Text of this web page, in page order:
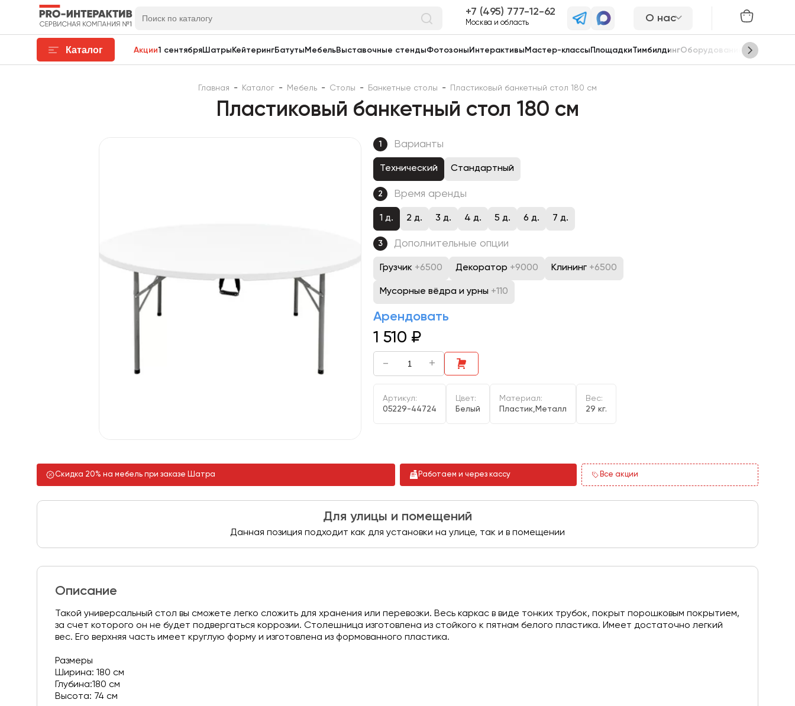
7 (495) 777-12-62
Москва и область О нас
Каталог Акции1 сентябряШатры КейтерингБатуты МебельВыставочные стендыФотозоны Интерактивы Мастер-классы ПлощадкиТимбилдингОборудование Сцены
Главная - Каталог - Мебель - Столы - Банкетные столы - Пластиковый банкетный стол 180 см
Пластиковый банкетный стол 180 см
1 Варианты
Технический Стандартный
2 Время аренды
1 д. 2 д. 3 д. 4 д. 5 д. 6 д. 7 д.
3 Дополнительные опции
Грузчик +6500 Декоратор +9000 Клининг +6500
Мусорные вёдра и урны +110
Арендовать
1 510 ₽
- +
Артикул:
05229-44724
Цвет:
Белый
Материал:
Пластик,Металл
Вес:
29 кг.
Скидка 20% на мебель при заказе Шатра Работаем и через кассу Все акции
Для улицы и помещений
Данная позиция подходит как для установки на улице, так и в помещении
Описание
Такой универсальный стол вы сможете легко сложить для хранения или перевозки. Весь каркас в виде тонких трубок, покрыт порошковым покрытием,
за счет которого он не будет подвергаться коррозии. Столешница изготовлена из стойкого к пятнам белого пластика. Имеет достаточно легкий
вес. Его верхняя часть имеет круглую форму и изготовлена из формованного пластика.
Размеры
Ширина: 180 см
Глубина:180 см
Высота: 74 см